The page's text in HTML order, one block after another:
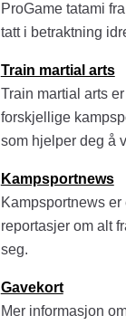
ProGame tatami
tatt i betraktning
Train martial arts
Train martial arts
forskjellige
som hjelper deg å
Kampsportnews
Kampsportnews
reportasjer om alt
seg.
Gavekort
Mer informasjon